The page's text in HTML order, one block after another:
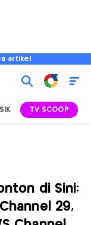
artikel
TV SCOOP
di Sini:
29,